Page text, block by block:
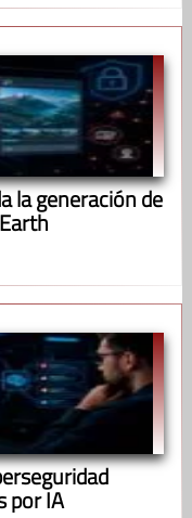
la generación de
por IA